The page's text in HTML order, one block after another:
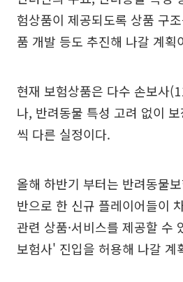
험상품이 제공되도록 상품 구
품 개발 등도 추진해 나갈 계획
현재 보험상품은 다수 손보사
나, 반려동물 특성 고려 없이
씩 다른 실정이다.
올해 하반기 부터는 반려동물
반으로 한 신규 플레이어들이
관련 상품·서비스를 제공할 수
보험사' 진입을 허용해 나갈 계